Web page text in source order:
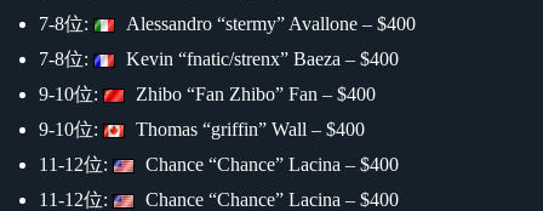
7-8位:
Alessandro “stermy” Avallone – $400
7-8位:
Kevin “fnatic/strenx” Baeza – $400
9-10位:
Zhibo “Fan Zhibo” Fan – $400
9-10位:
Thomas “griffin” Wall – $400
11-12位:
Chance “Chance” Lacina – $400
11-12位:
Chance “Chance” Lacina – $400